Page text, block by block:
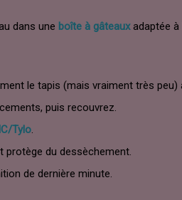
dans une boîte à gâteauxadaptée à
le tapis (mais vraiment très peu)
puis recouvrez.
Tylo.
protège du dessèchement.
de dernière minute.